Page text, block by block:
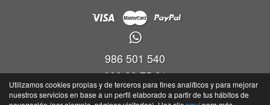
986 501 540
609 83 75 31
Viveiro empresas Barro, P.I. Barro Parc. 4-5, Nave 9, Oficina 17,36692 -
Utilizamos cookies propias y de terceros para fines analíticos y para mejorar
nuestros servicios en base a un perfil elaborado a partir de tus hábitos de